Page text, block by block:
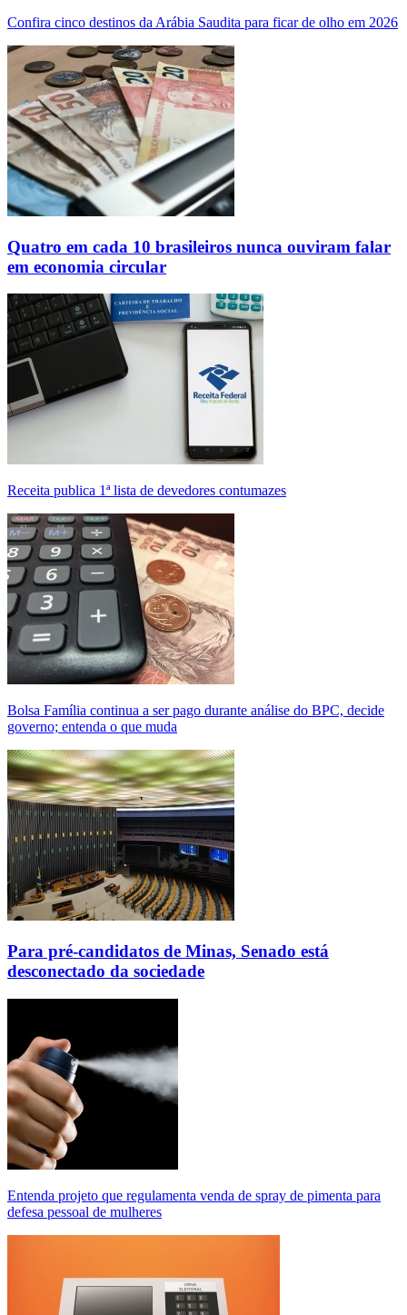
Confira cinco destinos da Arábia Saudita para ficar de olho em 2026
Quatro em cada 10 brasileiros nunca ouviram falar
em economia circular
Receita publica 1ª lista de devedores contumazes
Bolsa Família continua a ser pago durante análise do BPC, decide
governo; entenda o que muda
Para pré-candidatos de Minas, Senado está
desconectado da sociedade
Entenda projeto que regulamenta venda de spray de pimenta para
defesa pessoal de mulheres